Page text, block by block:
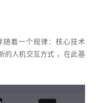
着一个规律：核心技术
的人机交互方式 ，在此基